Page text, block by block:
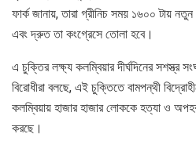
ফার্ক জানায়, তারা গ্রীনিচ সময় ১৬০০ টায়
এবং দ্রুত তা কংগ্রেসে তোলা হবে।
এ চুক্তির লক্ষ্য কলম্বিয়ার দীর্ঘদিনের সশস্ত্র
বিরোধীরা বলছে, এই চুক্তিতে বামপন্থী
কলম্বিয়ায় হাজার হাজার লোককে হত্যা ও
করছে।